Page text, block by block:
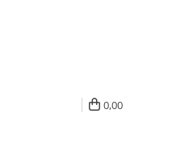
0,00